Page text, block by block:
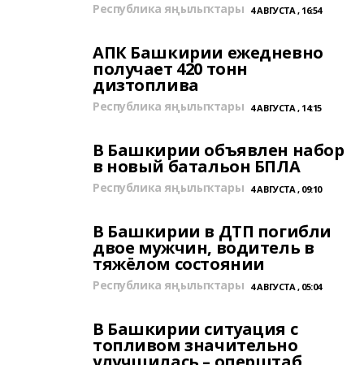
Республика яңылыҡтары 4 АВГУСТА , 16:54
АПК Башкирии ежедневно
получает 420 тонн
дизтоплива
Республика яңылыҡтары 4 АВГУСТА , 14:15
В Башкирии объявлен набор
в новый батальон БПЛА
Республика яңылыҡтары 4 АВГУСТА , 09:10
В Башкирии в ДТП погибли
двое мужчин, водитель в
тяжёлом состоянии
Республика яңылыҡтары 4 АВГУСТА , 05:04
В Башкирии ситуация с
топливом значительно